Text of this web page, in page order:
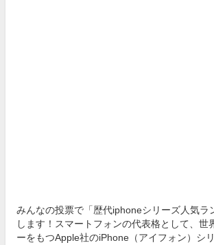
みんなの投票で「歴代iphoneシリーズ人気ラ
します！スマートフォンの代表格として、世
ーをもつApple社のiPhone（アイフォン）シ